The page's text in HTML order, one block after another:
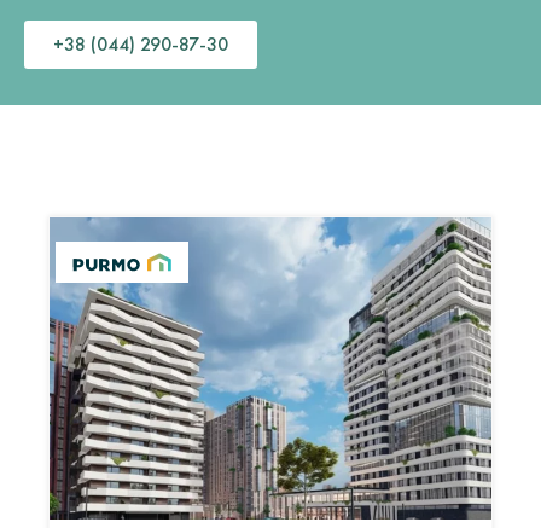
+38 (044) 290-87-30